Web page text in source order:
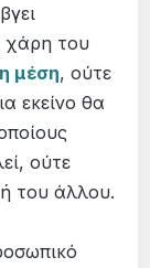
χάρη του
μέση, ούτε
εκείνο θα
ούτε
του άλλου.